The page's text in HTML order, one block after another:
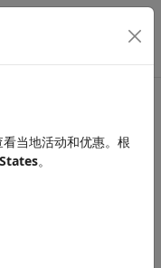
当地活动和优惠。根
。